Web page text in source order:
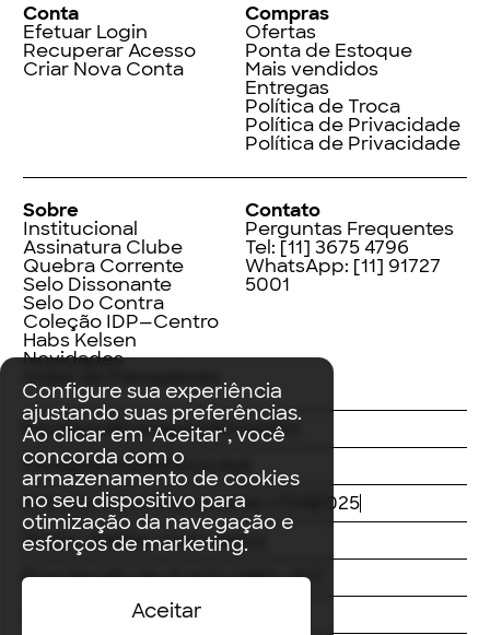
Configure sua experiência
ajustando suas preferências.
Ao clicar em 'Aceitar', você
concorda com o
armazenamento de cookies
no seu dispositivo para
otimização da navegação e
esforços de marketing.
Aceitar
Conta
Efetuar Login
Recuperar Acesso
Criar Nova Conta
Compras
Ofertas
Ponta de Estoque
Mais vendidos
Entregas
Política de Troca
Política de Privacidade
Política de Privacidade
Sobre
Institucional
Assinatura Clube
Quebra Corrente
Selo Dissonante
Selo Do Contra
Coleção IDP—Centro
Habs Kelsen
Novidades
Index de Pensadores
Contato
Perguntas Frequentes
Tel: [11] 3675 4796
WhatsApp: [11] 91727
5001
FacebookInstagramLinkedIn
ThreadsTwitterYoutube
© Editora Contracorrente LTDA
2025
Todos direitos reservados
Rua Vergílio de Araújo Valim, 167
CEP: 18707-815